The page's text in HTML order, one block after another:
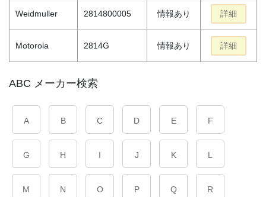
Weidmuller 2814800005 情報あり 詳細
Motorola 2814G 情報あり 詳細
ABC メーカー検索
A B C D E F
G H I J K L
M N O P Q R